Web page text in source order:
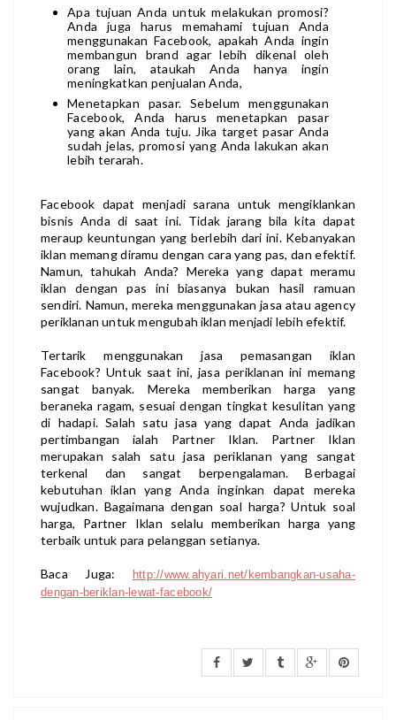
Apa tujuan Anda untuk melakukan promosi?
Anda juga harus memahami tujuan Anda
menggunakan Facebook, apakah Anda ingin
membangun brand agar lebih dikenal oleh
orang lain, ataukah Anda hanya ingin
meningkatkan penjualan Anda,
Menetapkan pasar. Sebelum menggunakan
Facebook, Anda harus menetapkan pasar
yang akan Anda tuju. Jika target pasar Anda
sudah jelas, promosi yang Anda lakukan akan
lebih terarah.
Facebook dapat menjadi sarana untuk mengiklankan
bisnis Anda di saat ini. Tidak jarang bila kita dapat
meraup keuntungan yang berlebih dari ini. Kebanyakan
iklan memang diramu dengan cara yang pas, dan efektif.
Namun, tahukah Anda? Mereka yang dapat meramu
iklan dengan pas ini biasanya bukan hasil ramuan
sendiri. Namun, mereka menggunakan jasa atau agency
periklanan untuk mengubah iklan menjadi lebih efektif.
Tertarik menggunakan jasa pemasangan iklan
Facebook? Untuk saat ini, jasa periklanan ini memang
sangat banyak. Mereka memberikan harga yang
beraneka ragam, sesuai dengan tingkat kesulitan yang
di hadapi. Salah satu jasa yang dapat Anda jadikan
pertimbangan ialah Partner Iklan. Partner Iklan
merupakan salah satu jasa periklanan yang sangat
terkenal dan sangat berpengalaman. Berbagai
kebutuhan iklan yang Anda inginkan dapat mereka
wujudkan. Bagaimana dengan soal harga? Untuk soal
harga, Partner Iklan selalu memberikan harga yang
terbaik untuk para pelanggan setianya.
Baca Juga:
http://www.ahyari.net/kembangkan-usaha-
dengan-beriklan-lewat-facebook/